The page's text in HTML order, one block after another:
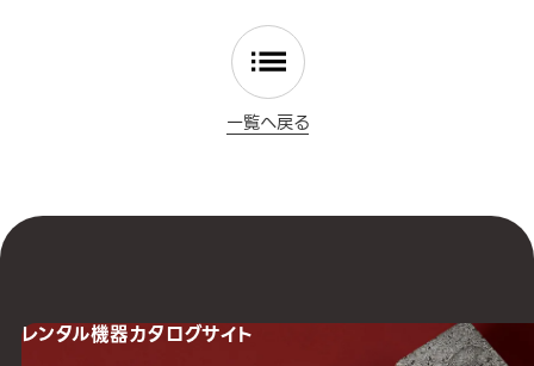
一覧へ戻る
レンタル機器カタログサイト